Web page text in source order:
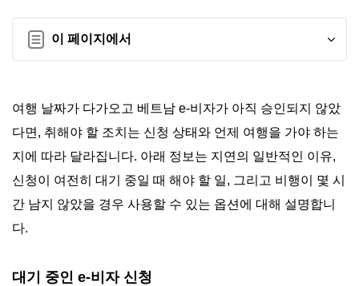
이 페이지에서
여행 날짜가 다가오고 베트남 e-비자가 아직 승인되지 않았
다면, 취해야 할 조치는 신청 상태와 언제 여행을 가야 하는
지에 따라 달라집니다. 아래 정보는 지연의 일반적인 이유,
신청이 여전히 대기 중일 때 해야 할 일, 그리고 비행이 몇 시
간 남지 않았을 경우 사용할 수 있는 옵션에 대해 설명합니
다.
대기 중인 e-비자 신청